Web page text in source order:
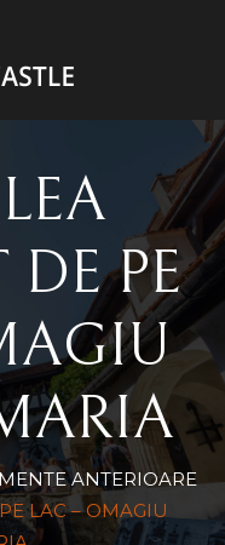
HALLOWEEN
DE PE
ANTERIOARE
LAC – OMAGIU